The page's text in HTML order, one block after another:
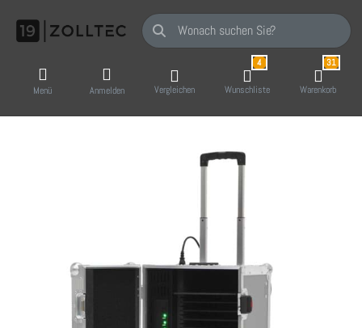
Geben Sie einen Suchbegriff ein. Während
Menü Anmelden Vergleichen
4
Wunschliste
31
Warenkorb